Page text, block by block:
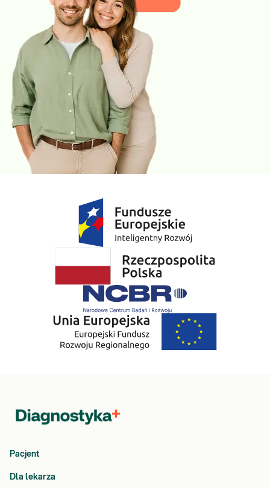
Pacjent
Dla lekarza